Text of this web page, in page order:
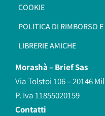
COOKIE
POLITICA DI RIMBORSO E
LIBRERIE AMICHE
Morashà –Brief Sas
Via Tolstoi 106 – 20146
P. Iva 11855020159
Contatti